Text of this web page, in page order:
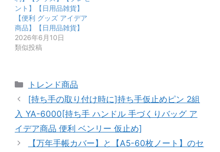
ント】【日用品雑貨】
【便利 グッズ アイデア
商品】【日用品雑貨】
2026年6月10日
類似投稿
カ
テ
ゴ
リ
ー
トレンド商品
[持ち手の取り付け時に]持ち手仮止めピン 2組
入 YA-6000[持ち手 ハンドル 手づくりバッグ ア
イデア商品 便利 ベンリー 仮止め]
【万年手帳カバー】と【A5-60枚ノート】のセ